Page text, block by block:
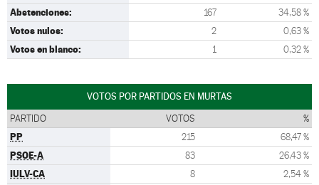
Abstenciones: 167 34,58 %
Votos nulos: 2 0,63 %
Votos en blanco: 1 0,32 %
VOTOS POR PARTIDOS EN MURTAS
PARTIDO VOTOS %
PP 215 68,47 %
PSOE-A 83 26,43 %
IULV-CA 8 2,54 %